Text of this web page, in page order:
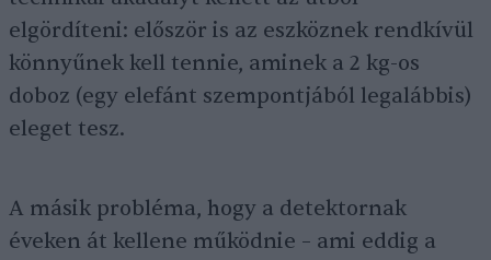
elgördíteni: először is az eszköznek rendkívül
könnyűnek kell tennie, aminek a 2 kg-os
doboz (egy elefánt szempontjából legalábbis)
eleget tesz.
A másik probléma, hogy a detektornak
éveken át kellene működnie – ami eddig a